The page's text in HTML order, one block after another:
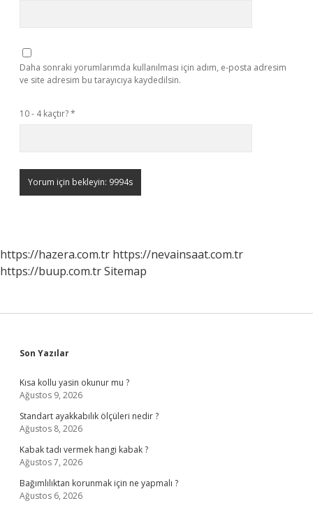
Daha sonraki yorumlarımda kullanılması için adım, e-posta adresim
ve site adresim bu tarayıcıya kaydedilsin.
10 - 4 kaçtır?*
https://hazera.com.tr https://nevainsaat.com.tr
https://buup.com.trSitemap
Sidebar
Son Yazılar
Kısa kollu yasin okunur mu ?
Ağustos 9, 2026
Standart ayakkabılık ölçüleri nedir ?
Ağustos 8, 2026
Kabak tadı vermek hangi kabak ?
Ağustos 7, 2026
Bağımlılıktan korunmak için ne yapmalı ?
Ağustos 6, 2026